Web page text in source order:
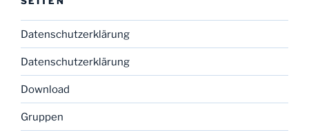
Datenschutzerklärung
Datenschutzerklärung
Download
Gruppen